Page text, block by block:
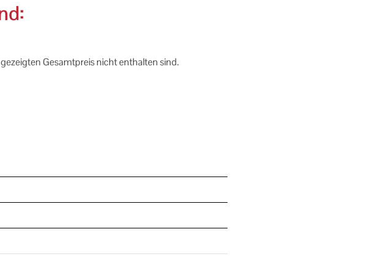
Gesamtpreis nicht enthalten sind.